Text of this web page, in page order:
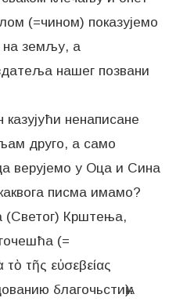
(=чином) показујемо
на земљу, а
нашег позвани
ненаписане
друго, а само
верујемо у Оца и Сина
писма имамо?
(Светог) Крштења,
(=
τῆς εὐσεβείας
благочьстиѩ):